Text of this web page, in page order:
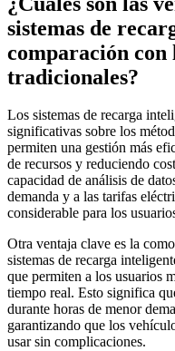
sistemas de
comparación con
tradicionales?
Los sistemas de recarga
significativas sobre los
permiten una gestión más
de recursos y reduciendo
capacidad de análisis de
demanda y a las tarifas
considerable para los
Otra ventaja clave es la
sistemas de recarga
que permiten a los usuarios
tiempo real. Esto significa
durante horas de menor
garantizando que los
usar sin complicaciones.